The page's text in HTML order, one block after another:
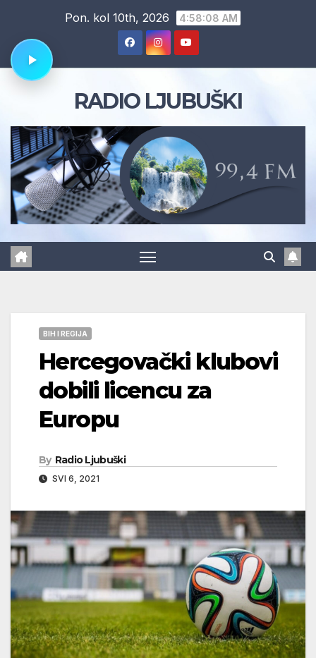
content
Pon. kol 10th, 2026 4:58:08 AM
RADIO LJUBUŠKI
BIH I REGIJA
Hercegovački klubovi
dobili licencu za
Europu
By Radio Ljubuški
SVI 6, 2021